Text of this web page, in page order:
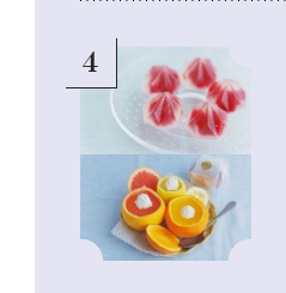
4